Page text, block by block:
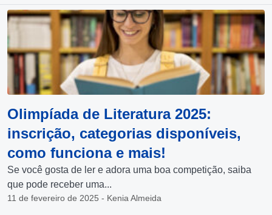
Olimpíada de Literatura 2025:
inscrição, categorias disponíveis,
como funciona e mais!
Se você gosta de ler e adora uma boa competição, saiba
que pode receber uma...
11 de fevereiro de 2025 - Kenia Almeida